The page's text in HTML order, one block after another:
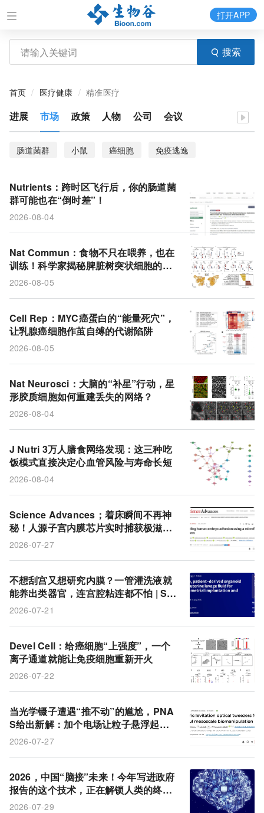
搜索
打开APP
首页 医疗健康 精准医疗
进展 市场 政策 人物 公司 会议
肠道菌群 小鼠 癌细胞
免疫逃逸
临床试验
产业发展
大脑皮层
饮食模式
cDC1
时差
Myc
线粒体 葡萄糖摄取
星形胶质细胞
Nutrients：跨时区飞行后，你的肠道菌
群可能也在“倒时差”！
2026-08-04
Nat Commun：食物不只在喂养，也在
训练！科学家揭秘脾脏树突状细胞的饮
食密码
2026-08-05
Cell Rep：MYC癌蛋白的“能量死穴”，
让乳腺癌细胞作茧自缚的代谢陷阱
2026-08-05
Nat Neurosci：大脑的“补星”行动，星
形胶质细胞如何重建丢失的网络？
2026-08-04
J Nutri 3万人膳食网络发现：这三种吃
饭模式直接决定心血管风险与寿命长短
2026-08-04
Science Advances；着床瞬间不再神
秘！人源子宫内膜芯片实时捕获极滋养
层粘附与谱系重排
2026-07-27
不想刮宫又想研究内膜？一管灌洗液就
能养出类器官，连宫腔粘连都不怕 | Ste
m Cell Research & Therapy
2026-07-21
Devel Cell：给癌细胞“上强度”，一个
离子通道就能让免疫细胞重新开火
2026-07-22
当光学镊子遭遇“推不动”的尴尬，PNA
S给出新解：加个电场让粒子悬浮起
来，百微米级类器官也能安全搬运
2026-07-27
2026，中国“脑接”未来！今年写进政府
报告的这个技术，正在解锁人类的终极
自由
2026-07-29